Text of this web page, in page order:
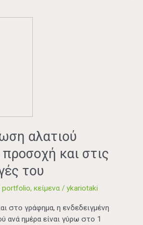
αλατιού
προσοχή και στις
του
portfolio, κείμενα / ykariotaki
στο γράφημα, η ενδεδειγμένη
ανά ημέρα είναι γύρω στο 1